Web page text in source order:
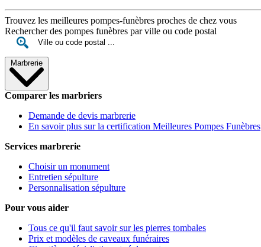
Trouvez les meilleures pompes-funèbres proches de chez vous
Rechercher des pompes funèbres par ville ou code postal
Marbrerie
Comparer les marbriers
Demande de devis marbrerie
En savoir plus sur la certification Meilleures Pompes Funèbres
Services marbrerie
Choisir un monument
Entretien sépulture
Personnalisation sépulture
Pour vous aider
Tous ce qu'il faut savoir sur les pierres tombales
Prix et modèles de caveaux funéraires